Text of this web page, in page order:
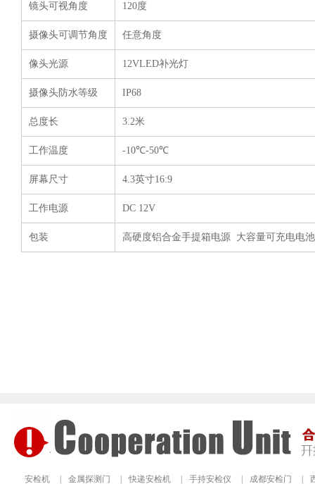
镜头可视角度 120度
摄像头可调节角度 任意角度
像头光源 12VLED补光灯
摄像头防水等级 IP68
总度长 3.2米
工作温度 -10℃-50℃
屏幕尺寸 4.3英寸16:9
工作电源 DC 12V
包装 高硬度铝合金手提箱电源 大容量可充电电池
安检机 金属探测门 快递安检机 手持安检仪 成都安检门